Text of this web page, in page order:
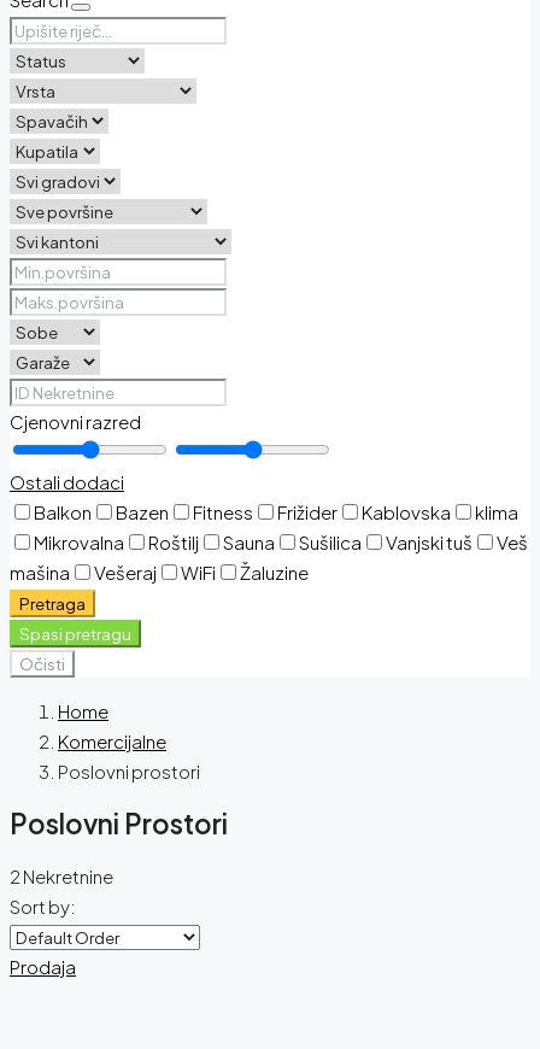
Cjenovni razred
Ostali dodaci
Balkon
Bazen Fitness Frižider Kablovska
klima
Mikrovalna
Roštilj Sauna Sušilica Vanjski tuš
Veš
mašina
Vešeraj WiFi Žaluzine
Pretraga
Spasi pretragu
Očisti
Home
Komercijalne
Poslovni prostori
Poslovni Prostori
2 Nekretnine
Sort by:
Prodaja